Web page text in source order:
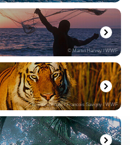
© Martin Harvey / WWF
© naturepl.com / Francois Savigny / WWF